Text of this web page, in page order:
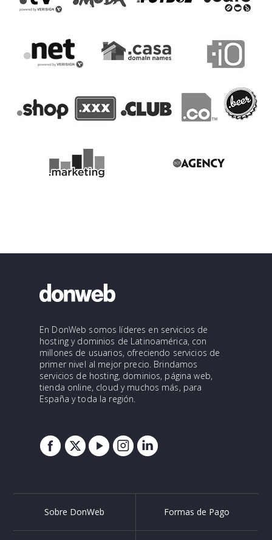
En DonWeb somos líderes en servicios de
hosting y dominios de Latinoamérica, con
millones de usuarios, ofreciendo servicios de
primer nivel al mejor precio. Brindamos
servicios de hosting, dominios, página web,
tienda online, cloud y muchos más, para
España y toda la región.
Sobre DonWeb Formas de Pago